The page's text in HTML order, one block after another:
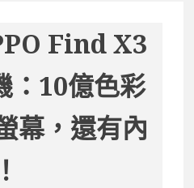
Find X3
：10億色彩
幕，還有內